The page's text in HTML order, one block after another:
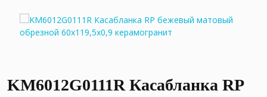
KM6012G0111R Касабланка RP